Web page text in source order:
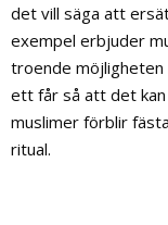
det vill säga att
exempel erbjuder
troende
ett får så att det kan
muslimer förblir
ritual.